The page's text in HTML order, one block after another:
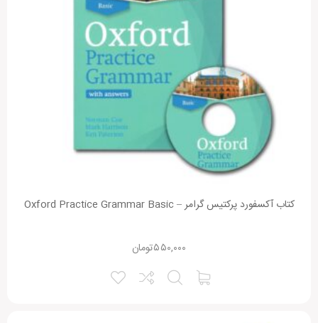
کتاب آکسفورد پرکتیس گرامر – Oxford Practice Grammar Basic
تومان۵۵۰,۰۰۰